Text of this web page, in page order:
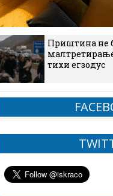
Приштина не
тихи егзодус